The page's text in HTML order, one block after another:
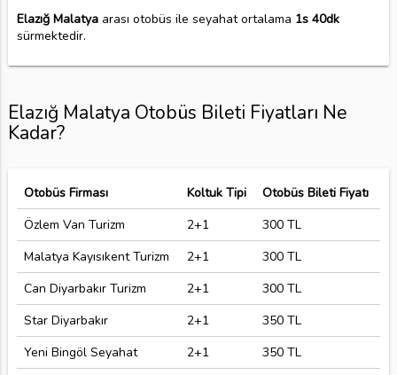
Elazığ Malatyaarası otobüs ile seyahat ortalama 1s 40dk
sürmektedir.
Elazığ Malatya Otobüs Bileti Fiyatları Ne
Kadar?
Otobüs Firması Koltuk Tipi
Otobüs Bileti Fiyatı
Özlem Van Turizm
2+1
300 TL
Malatya Kayısıkent Turizm
2+1
300 TL
Can Diyarbakır Turizm
2+1
300 TL
Star Diyarbakır
2+1
350 TL
Yeni Bingöl Seyahat
2+1
350 TL